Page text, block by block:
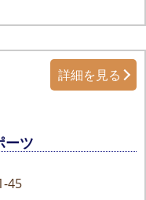
ーツ
45
詳細を見る